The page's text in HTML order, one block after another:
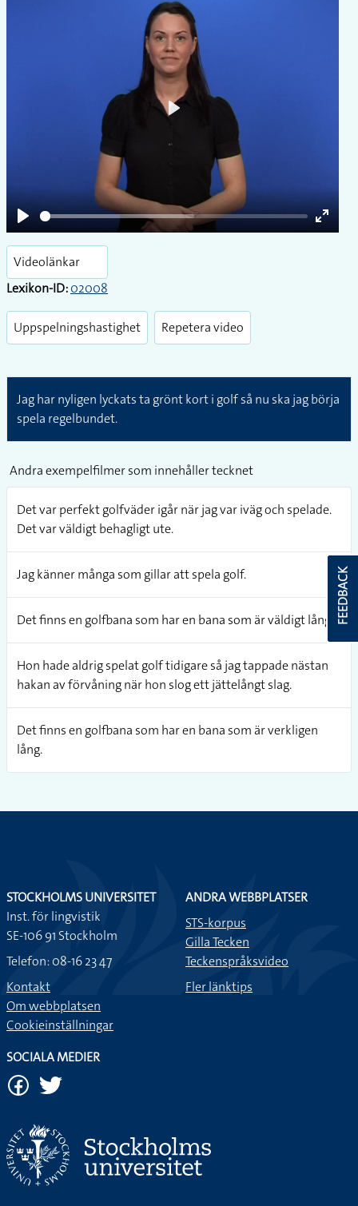
Play
Enter
Videolänkar
Lexikon-ID:02008
Uppspelningshastighet Repetera video
Jag har nyligen lyckats ta grönt kort i golf så nu ska jag börja
spela regelbundet.
Andra exempelfilmer som innehåller tecknet
Det var perfekt golfväder igår när jag var iväg och spelade.
Det var väldigt behagligt ute.
Jag känner många som gillar att spela golf.
Det finns en golfbana som har en bana som är väldigt lång.
Hon hade aldrig spelat golf tidigare så jag tappade nästan
hakan av förvåning när hon slog ett jättelångt slag.
Det finns en golfbana som har en bana som är verkligen
lång.
FEEDBACK
STOCKHOLMS UNIVERSITET
Inst. för lingvistik
SE-106 91 Stockholm
Telefon: 08-16 23 47
Kontakt
Om webbplatsen
Cookieinställningar
ANDRA WEBBPLATSER
STS-korpus
Gilla Tecken
Teckenspråksvideo
Fler länktips
SOCIALA MEDIER